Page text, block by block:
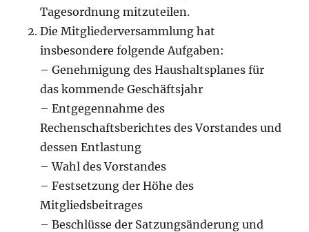
Tagesordnung mitzuteilen.
Die Mitgliederversammlung hat
insbesondere folgende Aufgaben:
– Genehmigung des Haushaltsplanes für
das kommende Geschäftsjahr
– Entgegennahme des
Rechenschaftsberichtes des Vorstandes und
dessen Entlastung
– Wahl des Vorstandes
– Festsetzung der Höhe des
Mitgliedsbeitrages
– Beschlüsse der Satzungsänderung und